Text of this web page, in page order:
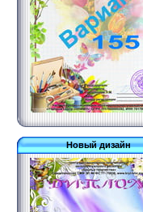
Новый дизайн